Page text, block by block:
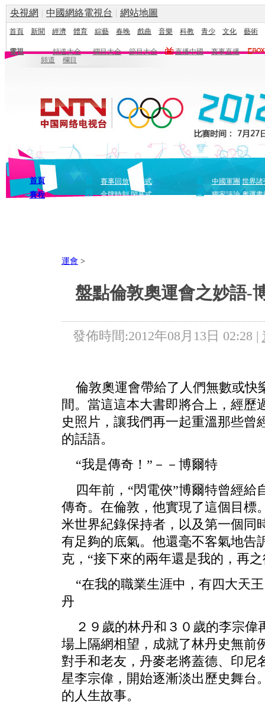
央視網 | 中國網絡電視台 | 網站地圖
首頁 新聞 經濟 體育 綜藝 春晚 戲曲 音樂 科教 青少 文化 藝術
電視 頻道大全 欄目大全 節目大全 直播中國
賽事直播
頻道
欄目
首頁
賽程
頻
賽事回放
開幕式
金牌時刻 閉幕式
中國軍團 世界諸
獨家評論 奧運畫
運會 >
盤點倫敦奧運會之妙語-
發佈時間:2012年08月13日 02:28 |
倫敦奧運會帶給了人們無數或快
間。當這這本大書即將合上，經歷
史照片，讓我們再一起重溫那些曾
的話語。
“我是傳奇！”－－博爾特
四年前，“閃電俠”博爾特曾經給
傳奇。在倫敦，他實現了這個目標
米世界紀錄保持者，以及第一個同
有足夠的底氣。他還毫不客氣地告
克，“接下來的兩年還是我的，再
“在我的職業生涯中，有四大天
丹
２９歲的林丹和３０歲的李宗偉
場上隔網相望，成就了林丹史無前
對手和老友，丹麥老將蓋德、印尼
星李宗偉，開始逐漸淡出歷史舞台
的人生故事。